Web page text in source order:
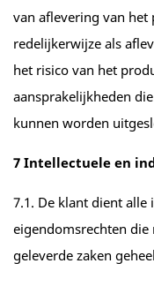
van aflevering van
redelijkerwijze als
het risico van het
aansprakelijkheden
kunnen worden
7 Intellectuele en
7.1. De klant dient
eigendomsrechten
geleverde zaken